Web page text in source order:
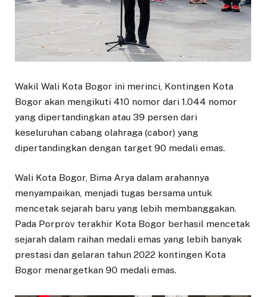
Wakil Wali Kota Bogor ini merinci, Kontingen Kota
Bogor akan mengikuti 410 nomor dari 1.044 nomor
yang dipertandingkan atau 39 persen dari
keseluruhan cabang olahraga (cabor) yang
dipertandingkan dengan target 90 medali emas.
Wali Kota Bogor, Bima Arya dalam arahannya
menyampaikan, menjadi tugas bersama untuk
mencetak sejarah baru yang lebih membanggakan.
Pada Porprov terakhir Kota Bogor berhasil mencetak
sejarah dalam raihan medali emas yang lebih banyak
prestasi dan gelaran tahun 2022 kontingen Kota
Bogor menargetkan 90 medali emas.